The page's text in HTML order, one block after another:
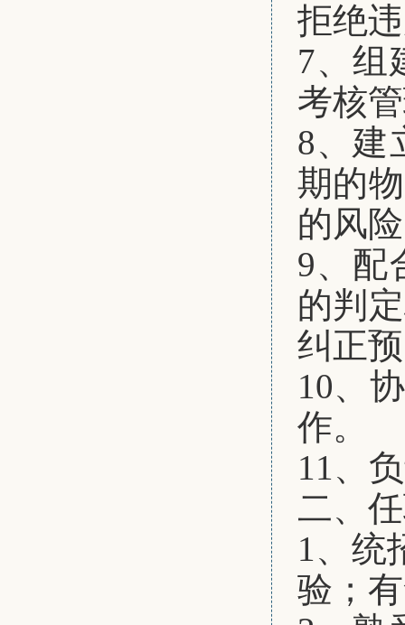
拒绝
7、组
考核
8、建
期的
的风
9、配
的判
纠正
10、
作。
11、
二、
1、统
验；